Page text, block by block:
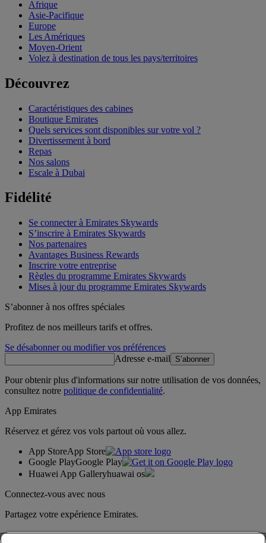
Afrique
Asie-Pacifique
Europe
Les Amériques
Moyen-Orient
Volez à destination de tous les pays/territoires
Découvrez
Caractéristiques des cabines
Boutique Emirates
Quels services sont disponibles sur votre vol ?
Divertissement à bord
Repas
Nos salons
Escale à Dubai
Fidélité
Se connecter à Emirates Skywards
S’inscrire à Emirates Skywards
Nos partenaires
Avantages Business Rewards
Inscrire votre entreprise
Règles du programme Emirates Skywards
Mises à jour du programme Emirates Skywards
S’abonner à nos offres spéciales
Profitez de nos meilleurs tarifs et offres.
Se désabonner ou modifier vos préférences
Adresse e-mail
S’abonner
Pour obtenir plus d'informations sur notre utilisation de vos données,
consultez notre politique de confidentialité.
App Emirates
Réservez et gérez vos vols partout où vous allez.
App StoreApp Store
Google PlayGoogle Play
Huawei App Galleryhuawai os
Connectez-vous avec nous
Partagez votre expérience Emirates.